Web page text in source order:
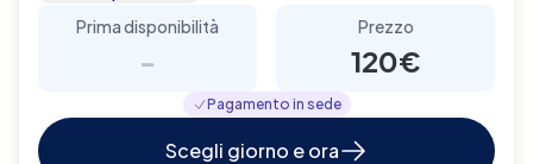
Prima disponibilità
-
Prezzo
120€
Pagamento in sede
Scegli giorno e ora